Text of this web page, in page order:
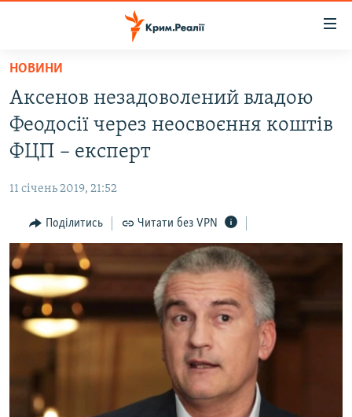
Перейти
основного
матеріалу
Перейти
до
основної
Перейти
до
пошуку
ВОДА.КРИМ
ВІДЕО ТА ФОТО
БЛОГИ
ПОГЛЯД
ІНТЕРВ'Ю
ВСЕ ЗА ДЕНЬ
СПЕЦПРОЕКТИ
ДЕПОРТАЦІЯ
СВІДЧЕННЯ ОКУПАЦІЇ
ЯК ОБІЙТИ БЛОКУВАННЯ
Qırımtatar
НОВИНИ
Аксенов незадоволений владою
Феодосії через неосвоєння коштів
ФЦП – експерт
11 січень 2019, 21:52
Поділитись Читати без VPN